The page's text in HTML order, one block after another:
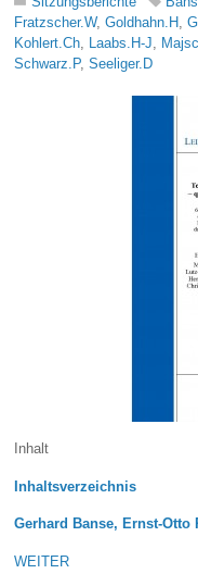
Fratzscher.W,Goldhahn.H ,
Kohlert.Ch, Laabs.H-J,
Schwarz.P,Seeliger.D
Inhalt
Inhaltsverzeichnis
Gerhard Banse, Ernst-Otto
WEITER